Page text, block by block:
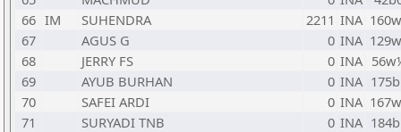
66 IM SUHENDRA 2211 INA
67
AGUS G 0 INA
68
JERRY FS 0 INA
69
AYUB BURHAN 0 INA
70
SAFEI ARDI 0 INA
71
SURYADI TNB 0 INA